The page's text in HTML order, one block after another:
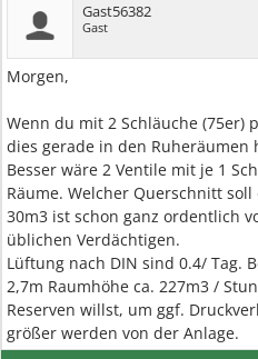
Gast56382
Gast
Morgen,
Wenn du mit 2 Schläuche (75er)
dies gerade in den Ruheräumen
Besser wäre 2 Ventile mit je 1
Räume. Welcher Querschnitt
30m3 ist schon ganz ordentlich
üblichen Verdächtigen.
Lüftung nach DIN sind 0.4/ Tag.
2,7m Raumhöhe ca. 227m3 /
Reserven willst, um ggf.
größer werden von der Anlage.